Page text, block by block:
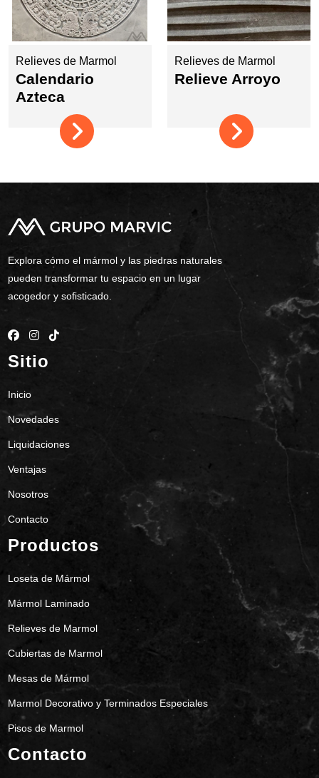
Relieves de Marmol
Calendario
Azteca
Relieves de Marmol
Relieve Arroyo
Explora cómo el mármol y las piedras naturales
pueden transformar tu espacio en un lugar
acogedor y sofisticado.
Sitio
Inicio
Novedades
Liquidaciones
Ventajas
Nosotros
Contacto
Productos
Loseta de Mármol
Mármol Laminado
Relieves de Marmol
Cubiertas de Marmol
Mesas de Mármol
Marmol Decorativo y Terminados Especiales
Pisos de Marmol
Contacto